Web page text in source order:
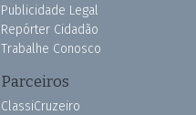
Publicidade Legal
Repórter Cidadão
Trabalhe Conosco
Parceiros
ClassiCruzeiro